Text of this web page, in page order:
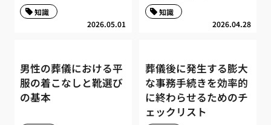
2026.05.01
知識
2026.04.28
知識
男性の葬儀における平
服の着こなしと靴選び
の基本
葬儀後に発生する膨大
な事務手続きを効率的
に終わらせるためのチ
ェックリスト